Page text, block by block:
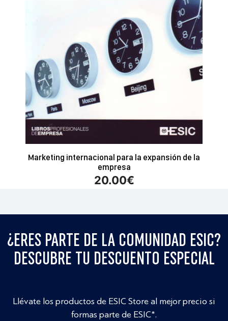
Marketing internacional para la expansión de la
empresa
20.00€
¿ERES PARTE DE LA COMUNIDAD ESIC?
DESCUBRE TU DESCUENTO ESPECIAL
Llévate los productos de ESIC Store al mejor precio si
formas parte de ESIC*.